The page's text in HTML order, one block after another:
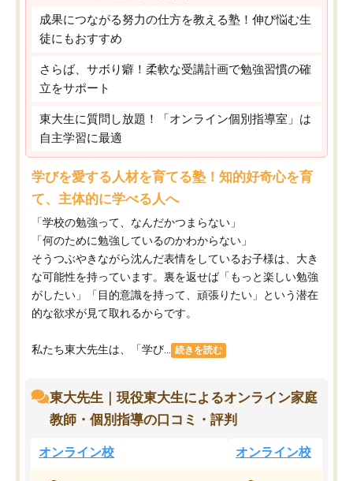
成果につながる努力の仕方を教える塾！伸び悩む生
徒にもおすすめ
さらば、サボり癖！柔軟な受講計画で勉強習慣の確
立をサポート
東大生に質問し放題！「オンライン個別指導室」は
自主学習に最適
学びを愛する人材を育てる塾！知的好奇心を育
て、主体的に学べる人へ
「学校の勉強って、なんだかつまらない」
「何のために勉強しているのかわからない」
そうつぶやきながら沈んだ表情をしているお子様は、大き
な可能性を持っています。裏を返せば「もっと楽しい勉強
がしたい」「目的意識を持って、頑張りたい」という潜在
的な欲求が見て取れるからです。
私たち東大先生は、「学び... 続きを読む
東大先生｜現役東大生によるオンライン家庭
教師・個別指導の口コミ・評判
オンライン校 オンライン校